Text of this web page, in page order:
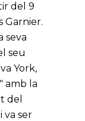
del 9
Garnier.
seva
seu
York,
amb la
del
va ser